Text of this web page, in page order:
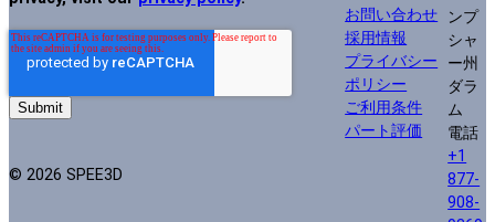
© 2026 SPEE3D
お問い合わせ
採用情報
プライバシー
ポリシー
ご利用条件
パート評価
ンプ
シャ
ー州
ダラ
ム
電話
+1
877-
908-